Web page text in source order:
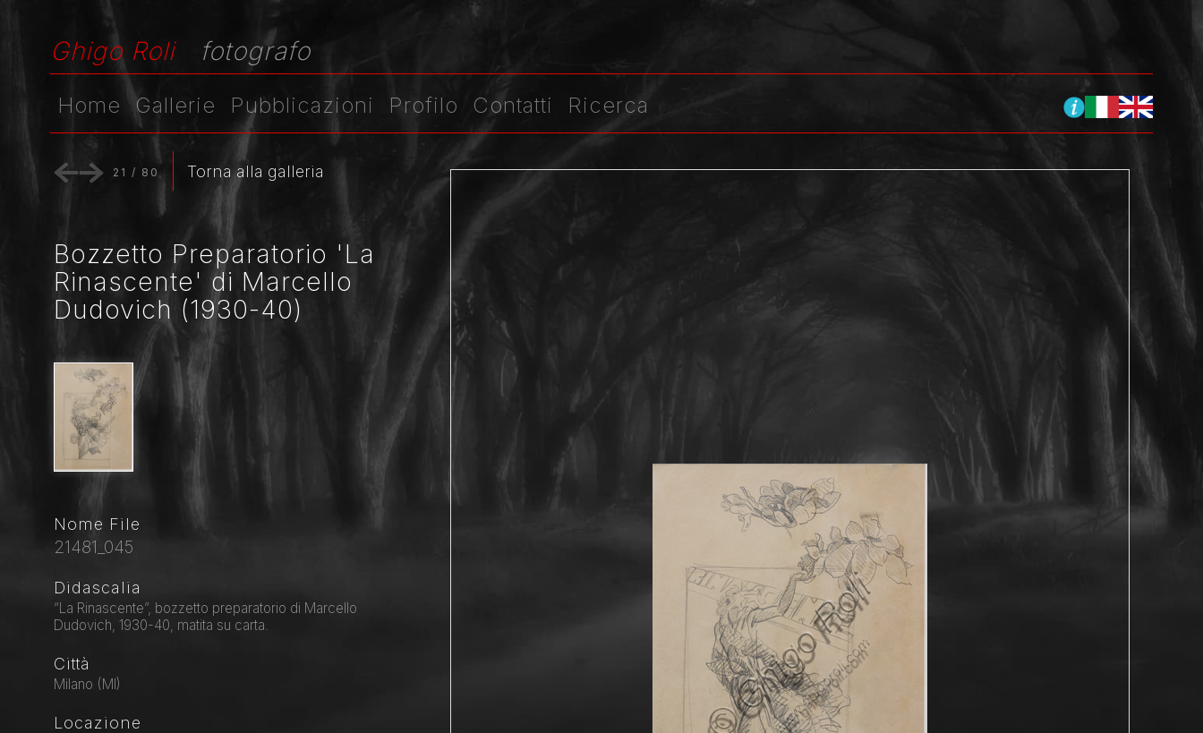
Ghigo Roli fotografo
Home Gallerie Pubblicazioni Profilo Contatti Ricerca
21 / 80 Torna alla galleria
Bozzetto Preparatorio 'La
Rinascente' di Marcello
Dudovich (1930-40)
Nome File
21481_045
Didascalia
“La Rinascente”, bozzetto preparatorio di Marcello
Dudovich, 1930-40, matita su carta.
Città
Milano (MI)
Locazione